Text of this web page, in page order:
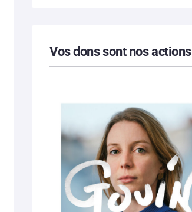
Vos dons sont nos actions